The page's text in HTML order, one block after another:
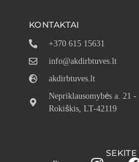
KONTAKTAI
+370 615 15631
info@akdirbtuves.lt
akdirbtuves.lt
Nepriklausomybės a. 21 -
Rokiškis, LT-42119